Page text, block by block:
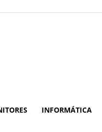
INFORMÁTICA